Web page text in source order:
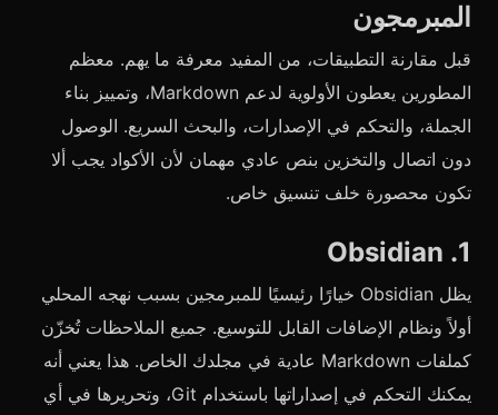
المبرمجون
قبل مقارنة التطبيقات، من المفيد معرفة ما يهم. معظم
المطورين يعطون الأولوية لدعم Markdown، وتمييز بناء
الجملة، والتحكم في الإصدارات، والبحث السريع. الوصول
دون اتصال والتخزين بنص عادي مهمان لأن الأكواد يجب ألا
تكون محصورة خلف تنسيق خاص.
1. Obsidian
يظل Obsidian خيارًا رئيسيًا للمبرمجين بسبب نهجه المحلي
أولاً ونظام الإضافات القابل للتوسيع. جميع الملاحظات تُخزّن
كملفات Markdown عادية في مجلدك الخاص. هذا يعني أنه
يمكنك التحكم في إصداراتها باستخدام Git، وتحريرها في أي